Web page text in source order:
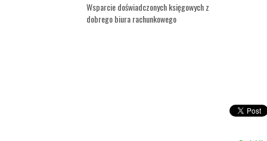
Wsparcie doświadczonych księgowych z
dobrego biura rachunkowego